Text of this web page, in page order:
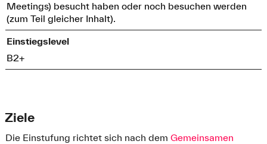
Meetings) besucht haben oder noch besuchen werden
(zum Teil gleicher Inhalt).
Einstiegslevel
B2+
Ziele
Die Einstufung richtet sich nach dem Gemeinsamen